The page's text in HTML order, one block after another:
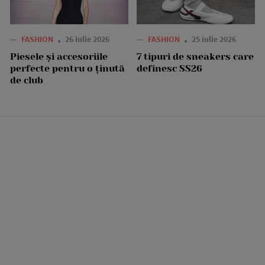
— FASHION 26 iulie 2026
Piesele și accesoriile
perfecte pentru o ținută
de club
— FASHION 25 iulie 2026
7 tipuri de sneakers care
definesc SS26